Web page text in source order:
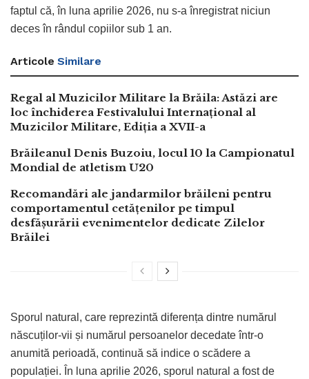
faptul că, în luna aprilie 2026, nu s-a înregistrat niciun
deces în rândul copiilor sub 1 an.
Articole Similare
Regal al Muzicilor Militare la Brăila: Astăzi are
loc închiderea Festivalului Internațional al
Muzicilor Militare, Ediția a XVII-a
Brăileanul Denis Buzoiu, locul 10 la Campionatul
Mondial de atletism U20
Recomandări ale jandarmilor brăileni pentru
comportamentul cetățenilor pe timpul
desfășurării evenimentelor dedicate Zilelor
Brăilei
Sporul natural, care reprezintă diferența dintre numărul
născuților-vii și numărul persoanelor decedate într-o
anumită perioadă, continuă să indice o scădere a
populației. În luna aprilie 2026, sporul natural a fost de